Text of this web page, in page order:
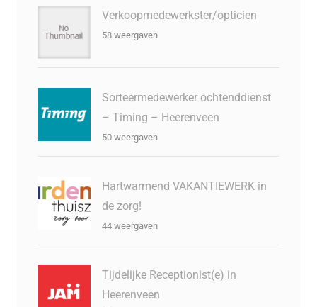
Verkoopmedewerkster/opticien
58 weergaven
Sorteermedewerker ochtenddienst
– Timing – Heerenveen
50 weergaven
Hartwarmend VAKANTIEWERK in
de zorg!
44 weergaven
Tijdelijke Receptionist(e) in
Heerenveen